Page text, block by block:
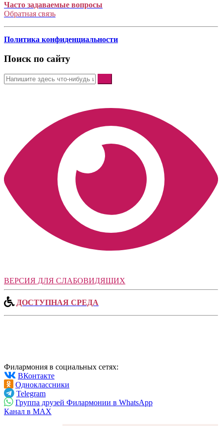
Часто задаваемые вопросы
Обратная связь
Политика конфиденциальности
Поиск по сайту
ВЕРСИЯ ДЛЯ СЛАБОВИДЯЩИХ
ДОСТУПНАЯ СРЕДА
Филармония в социальных сетях:
ВКонтакте
Одноклассники
Telegram
Группа друзей Филармонии в WhatsApp
Канал в MAX